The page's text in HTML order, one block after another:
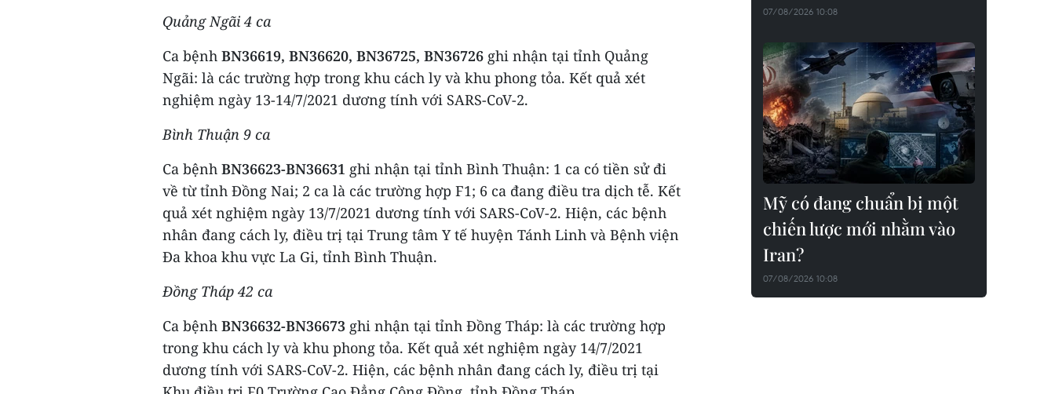
Quảng Ngãi 4 ca
Ca bệnh BN36619, BN36620, BN36725, BN36726 ghi nhận tại tỉnh Quảng
Ngãi: là các trường hợp trong khu cách ly và khu phong tỏa. Kết quả xét
nghiệm ngày 13-14/7/2021 dương tính với SARS-CoV-2.
Bình Thuận 9 ca
Ca bệnh BN36623-BN36631 ghi nhận tại tỉnh Bình Thuận: 1 ca có tiền sử đi
về từ tỉnh Đồng Nai; 2 ca là các trường hợp F1; 6 ca đang điều tra dịch tễ. Kết
quả xét nghiệm ngày 13/7/2021 dương tính với SARS-CoV-2. Hiện, các bệnh
nhân đang cách ly, điều trị tại Trung tâm Y tế huyện Tánh Linh và Bệnh viện
Đa khoa khu vực La Gi, tỉnh Bình Thuận.
Đồng Tháp 42 ca
Ca bệnh BN36632-BN36673 ghi nhận tại tỉnh Đồng Tháp: là các trường hợp
trong khu cách ly và khu phong tỏa. Kết quả xét nghiệm ngày 14/7/2021
dương tính với SARS-CoV-2. Hiện, các bệnh nhân đang cách ly, điều trị tại
07/08/2026 10:08
Mỹ có đang chuẩn bị một
chiến lược mới nhằm vào
Iran?
07/08/2026 10:08